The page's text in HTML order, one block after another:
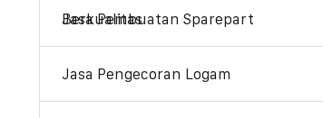
Jasa Pembuatan Sparepart Berkualitas
Jasa Pengecoran Logam